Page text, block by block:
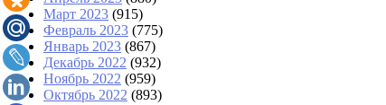
Март 2023 (915)
Февраль 2023 (775)
Январь 2023 (867)
Декабрь 2022 (932)
Ноябрь 2022 (959)
Октябрь 2022 (893)